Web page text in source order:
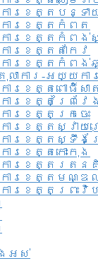
ារខេត្តបន្ទា
ារខេត្តកំពត
ារខេត្តកំពង់
រខេត្តតាកែវ
ារខេត្តកំពង់
លាការ-អយ្យក
រខេត្តពោធិ៍សា
រខេត្តព្រៃវែ
រខេត្តក្រចេះ
រខេត្តស្វាយ
ារខេត្តស្ទឹង
រខេត្តកោះកុង
ារខេត្តរតន
ការខេត្តមណ្
រខេត្តព្រះវិហ
ងអស់​